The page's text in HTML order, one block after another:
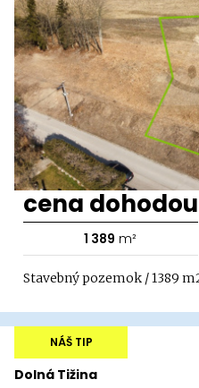
cena dohodou
1 389 m²
Stavebný pozemok / 1389
Dolná Tižina
NÁŠ TIP